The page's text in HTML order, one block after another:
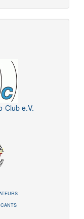
Club e.V.